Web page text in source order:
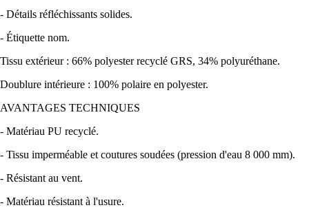
- Détails réfléchissants solides.
- Étiquette nom.
Tissu extérieur : 66% polyester recyclé GRS, 34% polyuréthane.
Doublure intérieure : 100% polaire en polyester.
AVANTAGES TECHNIQUES
- Matériau PU recyclé.
- Tissu imperméable et coutures soudées (pression d'eau 8 000 mm).
- Résistant au vent.
- Matériau résistant à l'usure.